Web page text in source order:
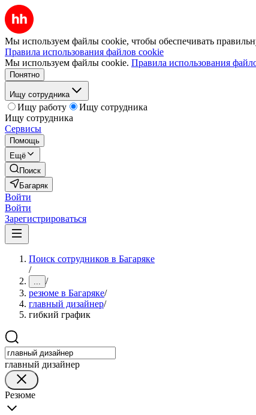
Мы используем файлы cookie, чтобы обеспечивать
Правила использования файлов cookie
Мы используем файлы cookie. Правила использования
Понятно
Ищу сотрудника
Ищу работу
Ищу сотрудника
Ищу сотрудника
Сервисы
Помощь
Ещё
Поиск
Багаряк
Войти
Войти
Зарегистрироваться
Поиск сотрудников в Багаряке
/
... /
резюме в Багаряке/
главный дизайнер/
гибкий график
главный дизайнер
Резюме